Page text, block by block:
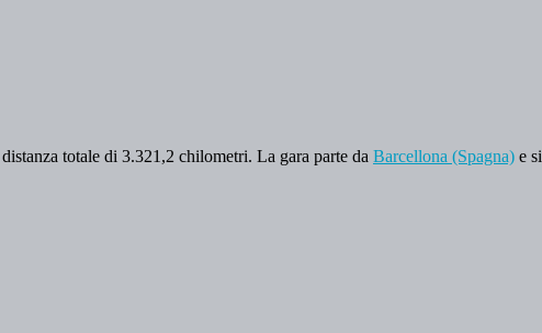
totale di 3.321,2 chilometri. La gara parte da Barcellona (Spagna) e